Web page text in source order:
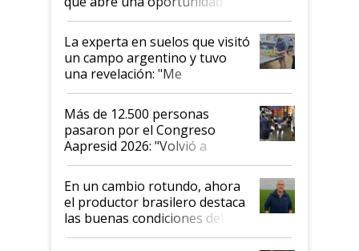
el lote
La experta en suelos que visitó
un campo argentino y tuvo
una revelación: "Me
impresionó mucho"
Más de 12.500 personas
pasaron por el Congreso
Aapresid 2026: "Volvió a
demostrar que hablar del
suelo es hablar de todo el
sistema productivo"
En un cambio rotundo, ahora
el productor brasilero destaca
las buenas condiciones del
agro argentino para invertir: